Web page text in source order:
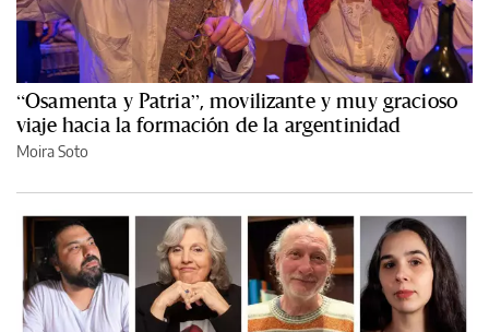
“Osamenta y Patria”, movilizante y muy gracioso
viaje hacia la formación de la argentinidad
Moira Soto